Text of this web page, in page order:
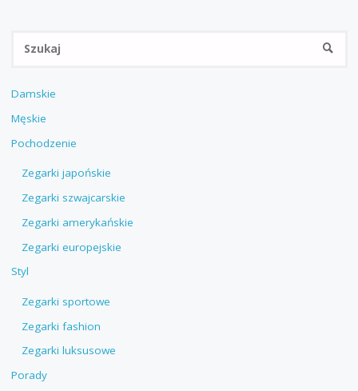
Damskie
Męskie
Pochodzenie
Zegarki japońskie
Zegarki szwajcarskie
Zegarki amerykańskie
Zegarki europejskie
Styl
Zegarki sportowe
Zegarki fashion
Zegarki luksusowe
Porady